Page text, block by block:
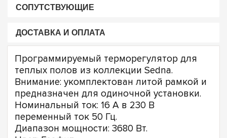
СОПУТСТВУЮЩИЕ
ДОСТАВКА И ОПЛАТА
Программируемый терморегулятор для
теплых полов из коллекции Sedna.
Внимание: укомплектован литой рамкой и
предназначен для одиночной установки.
Номинальный ток: 16 A в 230 В
переменный ток 50 Гц.
Диапазон мощности: 3680 Вт.